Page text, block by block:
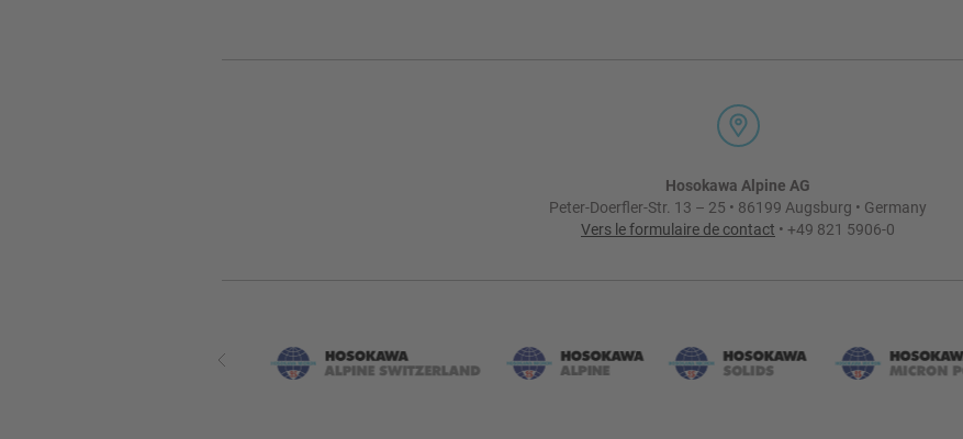
Hosokawa Alpine AG
Peter-Doerfler-Str. 13 – 25 • 86199 Augsburg • Germany
Vers le formulaire de contact • +49 821 5906-0